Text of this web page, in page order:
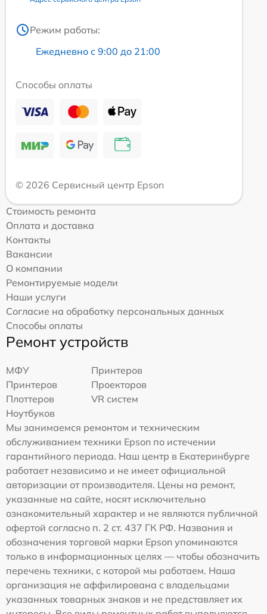
Режим работы:
Ежедневно с 9:00 до 21:00
Способы оплаты
© 2026 Сервисный центр Epson
Стоимость ремонта
Оплата и доставка
Контакты
Вакансии
О компании
Ремонтируемые модели
Наши услуги
Согласие на обработку персональных данных
Способы оплаты
Ремонт устройств
МФУ
Принтеров
Принтеров
Проекторов
Плоттеров
VR систем
Ноутбуков
Мы занимаемся ремонтом и техническим
обслуживанием техники Epson по истечении
гарантийного периода. Наш центр в Екатеринбурге
работает независимо и не имеет официальной
авторизации от производителя. Цены на ремонт,
указанные на сайте, носят исключительно
ознакомительный характер и не являются публичной
офертой согласно п. 2 ст. 437 ГК РФ. Названия и
обозначения торговой марки Epson упоминаются
только в информационных целях — чтобы обозначить
перечень техники, с которой мы работаем. Наша
организация не аффилирована с владельцами
указанных товарных знаков и не представляет их